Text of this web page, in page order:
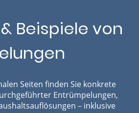
Beispiele von
Seiten finden Sie konkrete
Entrümpelungen,
– inklusive